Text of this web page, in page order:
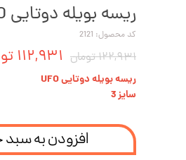
ریسه بویله دوتایی UFO
کد محصول: 2121
۱۲۲,۹۳۱ تومان ۱۱۲,۹۳۱ تومان
ریسه بویله دوتایی UFO
سایز 3
افزودن به